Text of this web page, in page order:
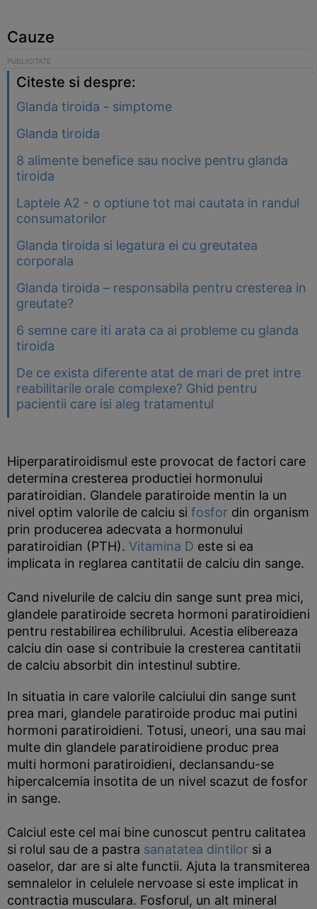
Cauze
Citeste si despre:
Glanda tiroida - simptome
Glanda tiroida
8 alimente benefice sau nocive pentru glanda
tiroida
Laptele A2 - o optiune tot mai cautata in randul
consumatorilor
Glanda tiroida si legatura ei cu greutatea
corporala
Glanda tiroida – responsabila pentru cresterea in
greutate?
6 semne care iti arata ca ai probleme cu glanda
tiroida
De ce exista diferente atat de mari de pret intre
reabilitarile orale complexe? Ghid pentru
pacientii care isi aleg tratamentul
Hiperparatiroidismul este provocat de factori care
determina cresterea productiei hormonului
paratiroidian. Glandele paratiroide mentin la un
nivel optim valorile de calciu si fosfor din organism
prin producerea adecvata a hormonului
paratiroidian (PTH). Vitamina D este si ea
implicata in reglarea cantitatii de calciu din sange.
Cand nivelurile de calciu din sange sunt prea mici,
glandele paratiroide secreta hormoni paratiroidieni
pentru restabilirea echilibrului. Acestia elibereaza
calciu din oase si contribuie la cresterea cantitatii
de calciu absorbit din intestinul subtire.
In situatia in care valorile calciului din sange sunt
prea mari, glandele paratiroide produc mai putini
hormoni paratiroidieni. Totusi, uneori, una sau mai
multe din glandele paratiroidiene produc prea
multi hormoni paratiroidieni, declansandu-se
hipercalcemia insotita de un nivel scazut de fosfor
in sange.
Calciul este cel mai bine cunoscut pentru calitatea
si rolul sau de a pastra sanatatea dintilor si a
oaselor, dar are si alte functii. Ajuta la transmiterea
semnalelor in celulele nervoase si este implicat in
contractia musculara. Fosforul, un alt mineral